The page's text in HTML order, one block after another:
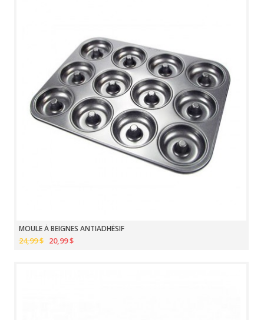
MOULE À BEIGNES ANTIADHÉSIF
24,99 $ 20,99 $